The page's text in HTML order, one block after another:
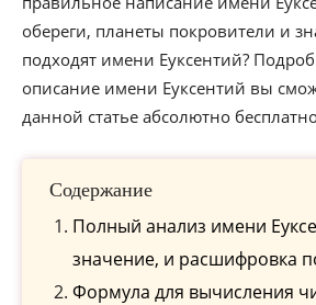
обереги, планеты покровители и
подходят имени Еуксентий?
описание имени Еуксентий вы
данной статье абсолютно
Содержание
Полный анализ имени
значение, и расшифровка
Формула для вычисления